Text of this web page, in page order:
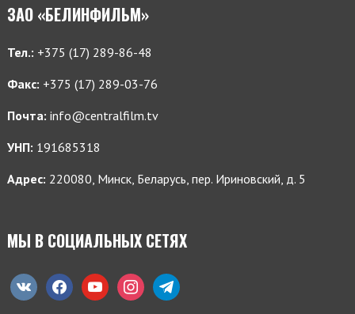
ЗАО «БЕЛИНФИЛЬМ»
Тел.: +375 (17) 289-86-48
Факс: +375 (17) 289-03-76
Почта: info@centralfilm.tv
УНП: 191685318
Адрес: 220080, Минск, Беларусь, пер. Ириновский, д. 5
МЫ В СОЦИАЛЬНЫХ СЕТЯХ
vkontaktefacebookyoutube instagramtelegram